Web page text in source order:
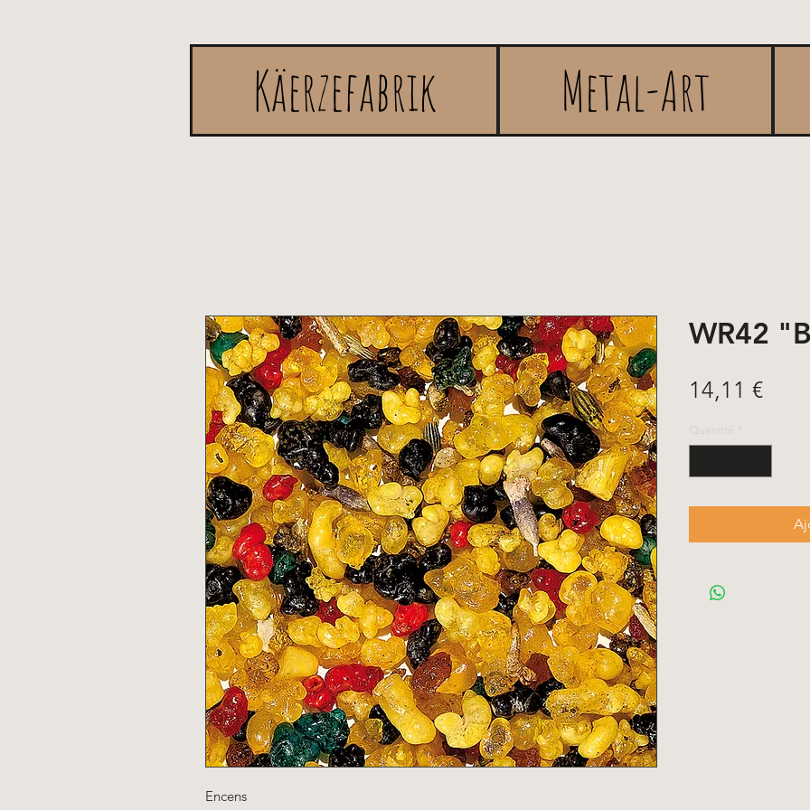
Käerzefabrik Metal-Art
Encens
WR42
14,11 €Prix
Quantité